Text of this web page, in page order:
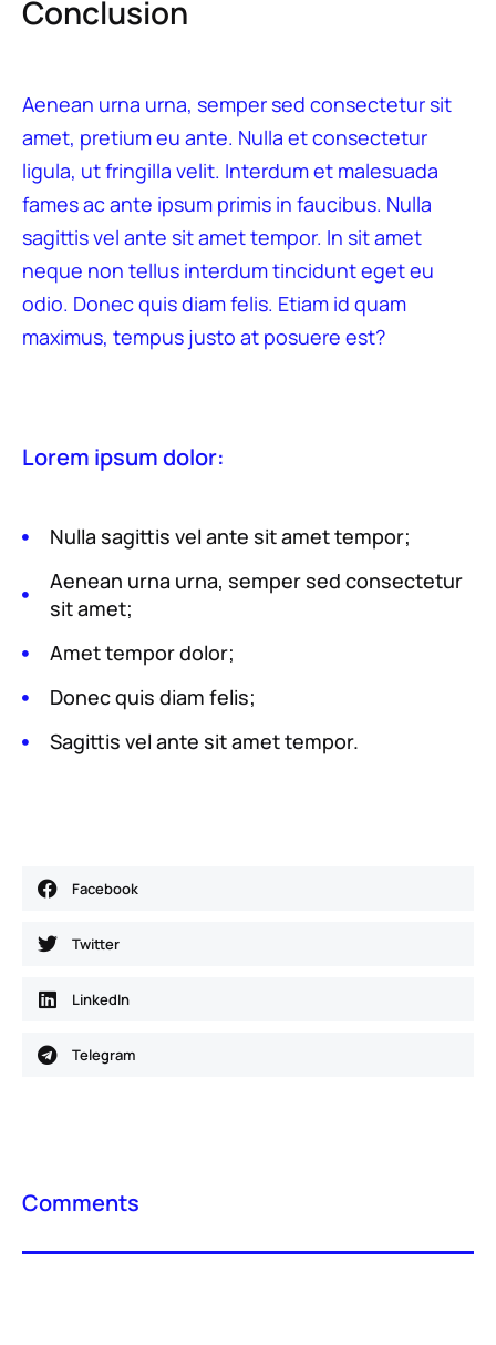
Conclusion
Aenean urna urna, semper sed consectetur sit
amet, pretium eu ante. Nulla et consectetur
ligula, ut fringilla velit. Interdum et malesuada
fames ac ante ipsum primis in faucibus. Nulla
sagittis vel ante sit amet tempor. In sit amet
neque non tellus interdum tincidunt eget eu
odio. Donec quis diam felis. Etiam id quam
maximus, tempus justo at posuere est?
Lorem ipsum dolor:
Nulla sagittis vel ante sit amet tempor;
Aenean urna urna, semper sed consectetur
sit amet;
Amet tempor dolor;
Donec quis diam felis;
Sagittis vel ante sit amet tempor.
Facebook
Twitter
LinkedIn
Telegram
Comments